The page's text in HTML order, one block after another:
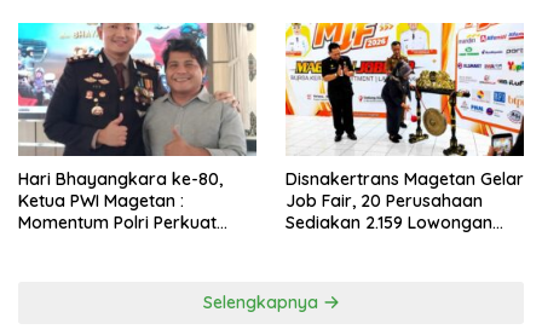
Hari Bhayangkara ke-80,
Ketua PWI Magetan :
Momentum Polri Perkuat
Disnakertrans Magetan Gelar
Job Fair, 20 Perusahaan
Sediakan 2.159 Lowongan
Selengkapnya